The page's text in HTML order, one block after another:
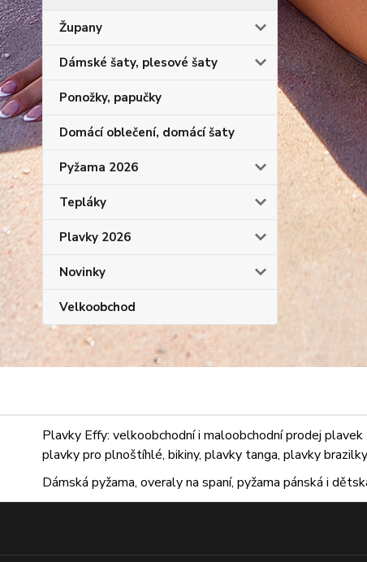
Župany
Dámské šaty, plesové šaty
Ponožky, papučky
Domácí oblečení, domácí šaty
Pyžama 2026
Tepláky
Plavky 2026
Novinky
Velkoobchod
Plavky Effy: velkoobchodní i maloobchodní prodej
plavky pro plnoštíhlé, bikiny, plavky tanga, plavky
Dámská pyžama, overaly na spaní, pyžama pánská i